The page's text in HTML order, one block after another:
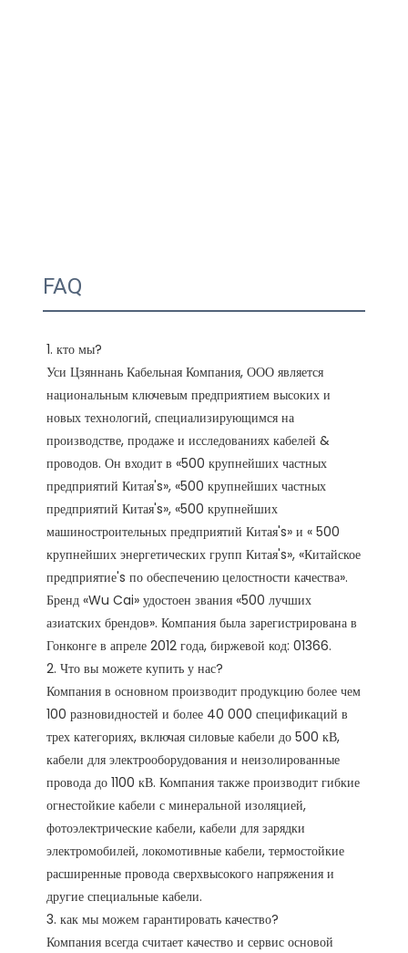
FAQ
1. кто мы?
Уси Цзяннань Кабельная Компания, ООО является
национальным ключевым предприятием высоких и
новых технологий, специализирующимся на
производстве, продаже и исследованиях кабелей &
проводов. Он входит в «500 крупнейших частных
предприятий Китая's», «500 крупнейших частных
предприятий Китая's», «500 крупнейших
машиностроительных предприятий Китая's» и « 500
крупнейших энергетических групп Китая's», «Китайское
предприятие's по обеспечению целостности качества».
Бренд «Wu Cai» удостоен звания «500 лучших
азиатских брендов». Компания была зарегистрирована в
Гонконге в апреле 2012 года, биржевой код: 01366.
2. Что вы можете купить у нас?
Компания в основном производит продукцию более чем
100 разновидностей и более 40 000 спецификаций в
трех категориях, включая силовые кабели до 500 кВ,
кабели для электрооборудования и неизолированные
провода до 1100 кВ. Компания также производит гибкие
огнестойкие кабели с минеральной изоляцией,
фотоэлектрические кабели, кабели для зарядки
электромобилей, локомотивные кабели, термостойкие
расширенные провода сверхвысокого напряжения и
другие специальные кабели.
3. как мы можем гарантировать качество?
Компания всегда считает качество и сервис основой